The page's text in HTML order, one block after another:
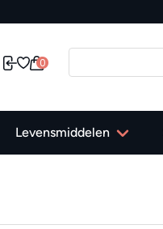
0
Levensmiddelen